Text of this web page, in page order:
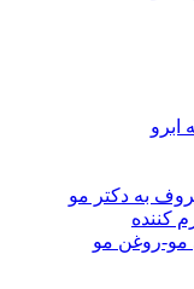
کننده
روغن مو